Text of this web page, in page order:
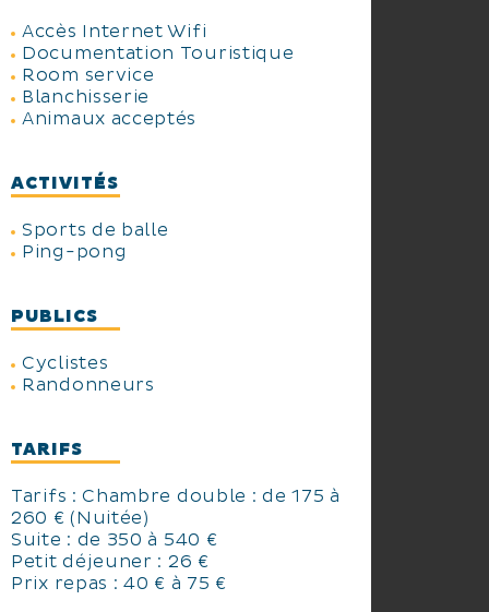
Accès Internet Wifi
Documentation Touristique
Room service
Blanchisserie
Animaux acceptés
ACTIVITÉS
Sports de balle
Ping-pong
PUBLICS
Cyclistes
Randonneurs
TARIFS
Tarifs : Chambre double : de 175 à
260 € (Nuitée)
Suite : de 350 à 540 €
Petit déjeuner : 26 €
Prix repas : 40 € à 75 €